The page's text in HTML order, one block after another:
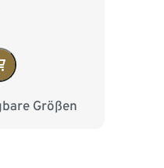
Größen
38 40